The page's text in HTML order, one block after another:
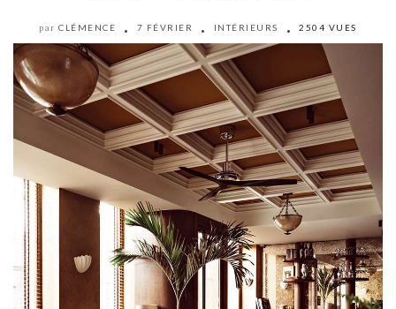
par CLÉMENCE 7 FÉVRIER INTÉRIEURS 2504 VUES